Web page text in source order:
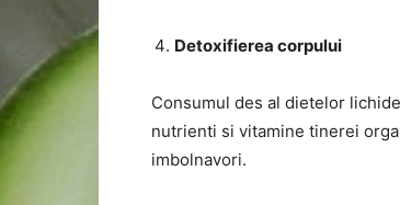
Detoxifierea corpului
Consumul des al dietelor
nutrienti si vitamine tinerei
imbolnavori.